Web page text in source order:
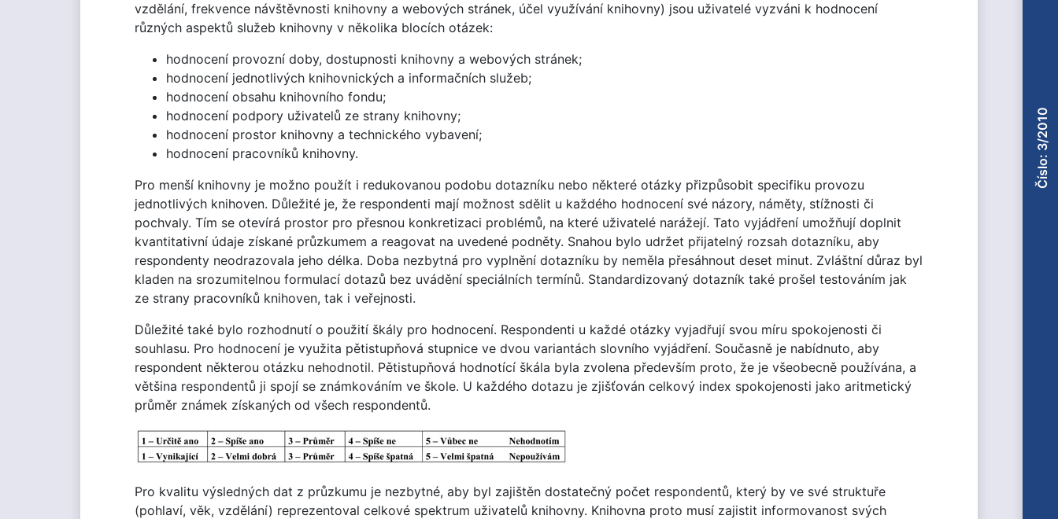
vzdělání, frekvence návštěvnosti knihovny a webových stránek, účel využívání knihovny) jsou uživatelé vyzváni k hodnocení
různých aspektů služeb knihovny v několika blocích otázek:
hodnocení provozní doby, dostupnosti knihovny a webových stránek;
hodnocení jednotlivých knihovnických a informačních služeb;
hodnocení obsahu knihovního fondu;
hodnocení podpory uživatelů ze strany knihovny;
hodnocení prostor knihovny a technického vybavení;
hodnocení pracovníků knihovny.
Pro menší knihovny je možno použít i redukovanou podobu dotazníku nebo některé otázky přizpůsobit specifiku provozu
jednotlivých knihoven. Důležité je, že respondenti mají možnost sdělit u každého hodnocení své názory, náměty, stížnosti či
pochvaly. Tím se otevírá prostor pro přesnou konkretizaci problémů, na které uživatelé narážejí. Tato vyjádření umožňují doplnit
kvantitativní údaje získané průzkumem a reagovat na uvedené podněty. Snahou bylo udržet přijatelný rozsah dotazníku, aby
respondenty neodrazovala jeho délka. Doba nezbytná pro vyplnění dotazníku by neměla přesáhnout deset minut. Zvláštní důraz byl
kladen na srozumitelnou formulací dotazů bez uvádění speciálních termínů. Standardizovaný dotazník také prošel testováním jak
ze strany pracovníků knihoven, tak i veřejnosti.
Důležité také bylo rozhodnutí o použití škály pro hodnocení. Respondenti u každé otázky vyjadřují svou míru spokojenosti či
souhlasu. Pro hodnocení je využita pětistupňová stupnice ve dvou variantách slovního vyjádření. Současně je nabídnuto, aby
respondent některou otázku nehodnotil. Pětistupňová hodnotící škála byla zvolena především proto, že je všeobecně používána, a
většina respondentů ji spojí se známkováním ve škole. U každého dotazu je zjišťován celkový index spokojenosti jako aritmetický
průměr známek získaných od všech respondentů.
Pro kvalitu výsledných dat z průzkumu je nezbytné, aby byl zajištěn dostatečný počet respondentů, který by ve své struktuře
(pohlaví, věk, vzdělání) reprezentoval celkové spektrum uživatelů knihovny. Knihovna proto musí zajistit informovanost svých
Číslo: 3/2010